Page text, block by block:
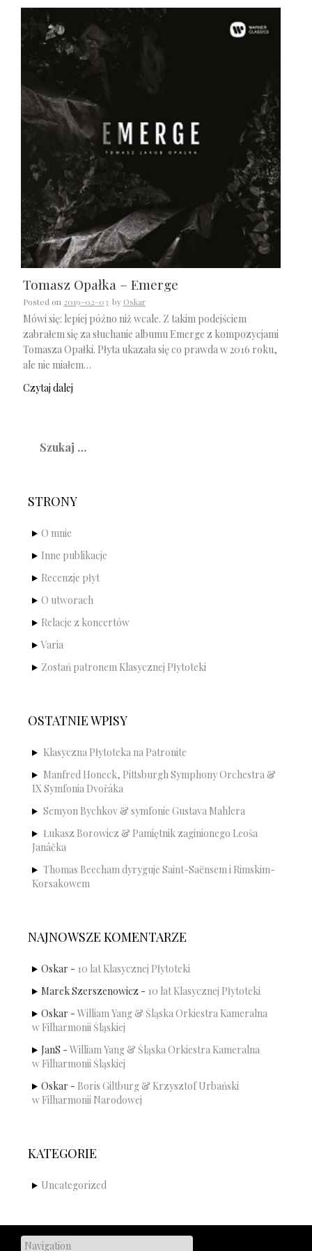
Tomasz Opałka – Emerge
Posted on 2019-02-03 by Oskar
Mówi się: lepiej późno niż wcale. Z takim podejściem
zabrałem się za słuchanie albumu Emerge z kompozycjami
Tomasza Opałki. Płyta ukazała się co prawda w 2016 roku,
ale nie miałem…
Czytaj dalej
STRONY
O mnie
Inne publikacje
Recenzje płyt
O utworach
Relacje z koncertów
Varia
Zostań patronem Klasycznej Płytoteki
OSTATNIE WPISY
Klasyczna Płytoteka na Patronite
Manfred Honeck, Pittsburgh Symphony Orchestra &
IX Symfonia Dvořáka
Semyon Bychkov & symfonie Gustava Mahlera
Łukasz Borowicz & Pamiętnik zaginionego Leoša
Janáčka
Thomas Beecham dyryguje Saint-Saënsem i Rimskim-
Korsakowem
NAJNOWSZE KOMENTARZE
Oskar - 10 lat Klasycznej Płytoteki
Marek Szerszenowicz - 10 lat Klasycznej Płytoteki
Oskar - William Yang & Śląska Orkiestra Kameralna
w Filharmonii Śląskiej
JanS - William Yang & Śląska Orkiestra Kameralna
w Filharmonii Śląskiej
Oskar - Boris Giltburg & Krzysztof Urbański
w Filharmonii Narodowej
KATEGORIE
Uncategorized